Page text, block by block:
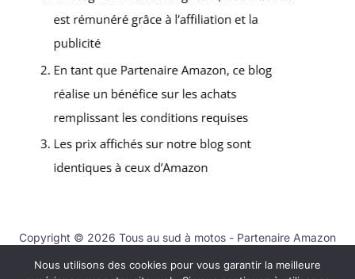
Copyright © 2026 Tous au sud à motos - Partenaire Amazon
Contact
Nous utilisons des cookies pour vous garantir la meilleure